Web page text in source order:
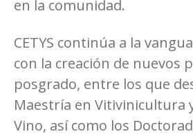
en la comunidad.
CETYS continúa a la
con la creación de nuevos
posgrado, entre los que
Maestría en Vitivinicultura
Vino, así como los